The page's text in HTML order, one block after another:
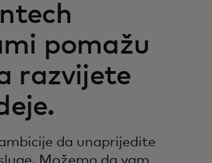
pomažu
razvijete
da unaprijedite